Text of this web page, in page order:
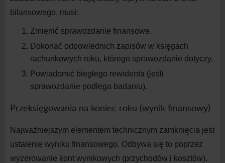
bilansowego, musi:
Zmienić sprawozdanie finansowe.
Dokonać odpowiednich zapisów w księgach
rachunkowych roku, którego sprawozdanie dotyczy.
Powiadomić biegłego rewidenta (jeśli
sprawozdanie podlega badaniu).
Przeksięgowania na koniec roku (wynik finansowy)
Najważniejszym elementem technicznym zamknięcia jest
ustalenie wyniku finansowego. Odbywa się to poprzez
wyzerowanie kont wynikowych (przychodów i kosztów).